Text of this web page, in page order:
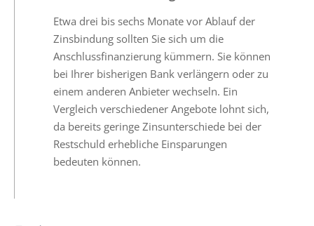
Etwa drei bis sechs Monate vor Ablauf der
Zinsbindung sollten Sie sich um die
Anschlussfinanzierung kümmern. Sie können
bei Ihrer bisherigen Bank verlängern oder zu
einem anderen Anbieter wechseln. Ein
Vergleich verschiedener Angebote lohnt sich,
da bereits geringe Zinsunterschiede bei der
Restschuld erhebliche Einsparungen
bedeuten können.